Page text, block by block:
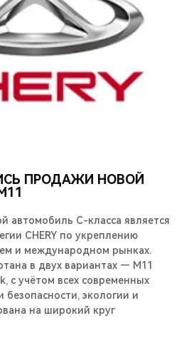
ПРОДАЖИ НОВОЙ
автомобиль С-класса является
CHERY по укреплению
и международном рынках.
в двух вариантах — M11
с учётом всех современных
безопасности, экологии и
на широкий круг